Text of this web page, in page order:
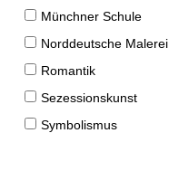
Münchner Schule
Norddeutsche Malerei
Romantik
Sezessionskunst
Symbolismus